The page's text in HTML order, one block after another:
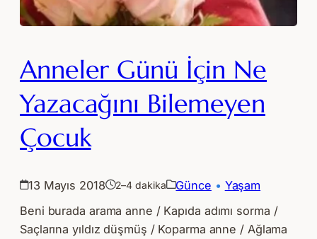
Anneler Günü İçin Ne
Yazacağını Bilemeyen
Çocuk
13 Mayıs 2018 2–4 dakika Günce • Yaşam
Beni burada arama anne / Kapıda adımı sorma /
Saçlarına yıldız düşmüş / Koparma anne / Ağlama